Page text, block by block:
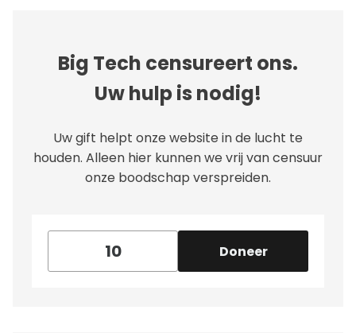
Big Tech censureert ons.
Uw hulp is nodig!
Uw gift helpt onze website in de lucht te
houden. Alleen hier kunnen we vrij van censuur
onze boodschap verspreiden.
Doneer